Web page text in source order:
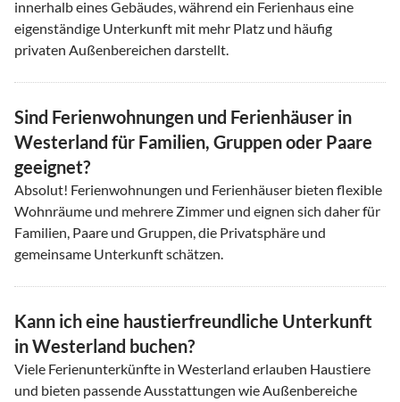
innerhalb eines Gebäudes, während ein Ferienhaus eine
eigenständige Unterkunft mit mehr Platz und häufig
privaten Außenbereichen darstellt.
Sind Ferienwohnungen und Ferienhäuser in
Westerland für Familien, Gruppen oder Paare
geeignet?
Absolut! Ferienwohnungen und Ferienhäuser bieten flexible
Wohnräume und mehrere Zimmer und eignen sich daher für
Familien, Paare und Gruppen, die Privatsphäre und
gemeinsame Unterkunft schätzen.
Kann ich eine haustierfreundliche Unterkunft
in Westerland buchen?
Viele Ferienunterkünfte in Westerland erlauben Haustiere
und bieten passende Ausstattungen wie Außenbereiche